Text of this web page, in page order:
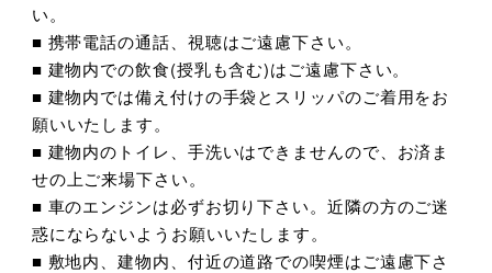
い。
■ 携帯電話の通話、視聴はご遠慮下さい。
■ 建物内での飲食(授乳も含む)はご遠慮下さい。
■ 建物内では備え付けの手袋とスリッパのご着用をお
願いいたします。
■ 建物内のトイレ、手洗いはできませんので、お済ま
せの上ご来場下さい。
■ 車のエンジンは必ずお切り下さい。近隣の方のご迷
惑にならないようお願いいたします。
■ 敷地内、建物内、付近の道路での喫煙はご遠慮下さ